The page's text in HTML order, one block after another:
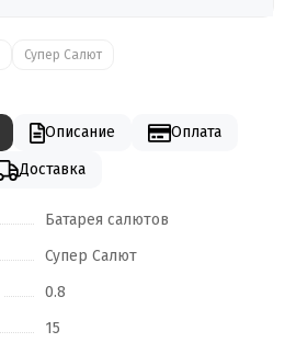
Супер Салют
Описание
Оплата
Доставка
Батарея салютов
Супер Салют
0.8
15